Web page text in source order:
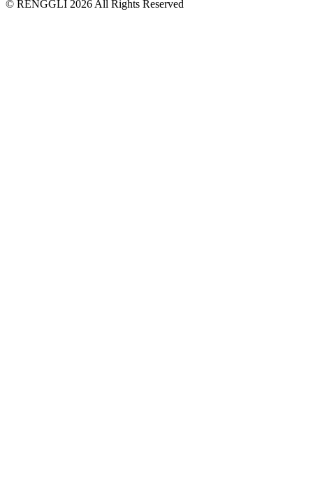
© RENGGLI 2026 All Rights Reserved